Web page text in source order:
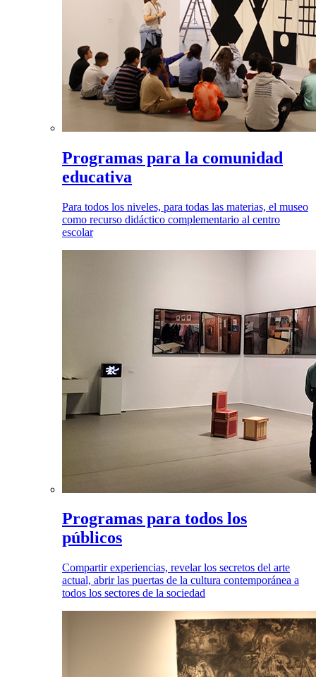
Programas para la comunidad
educativa
Para todos los niveles, para todas las materias, el museo
como recurso didáctico complementario al centro
escolar
Programas para todos los
públicos
Compartir experiencias, revelar los secretos del arte
actual, abrir las puertas de la cultura contemporánea a
todos los sectores de la sociedad